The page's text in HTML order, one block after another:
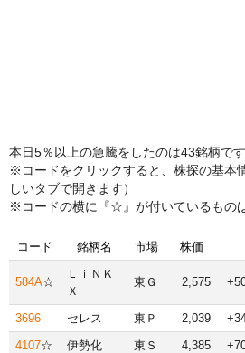
本日5％以上の急騰をしたのは43銘柄です
※コードをクリックすると、株探の基本
しいタブで開きます）
※コードの横に『☆』が付いているもの
コード 銘柄名 市場 株価
584A☆
ＬｉＮＫ
Ｘ
東Ｇ 2,575
3696 セレス 東Ｐ 2,039
4107☆ 伊勢化 東Ｓ 4,385